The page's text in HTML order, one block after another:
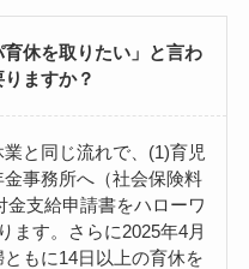
休を取りたい」と言わ
ますか？
と同じ流れで、(1)育児
事務所へ（社会保険料
支給申請書をハローワ
ます。さらに2025年4月
もに14日以上の育休を